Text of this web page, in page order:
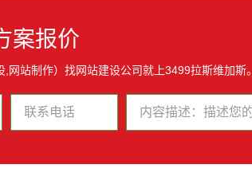
案报价
站制作）找网站建设公司就上3499拉斯维加斯。